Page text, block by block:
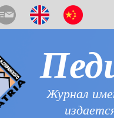
Журнал